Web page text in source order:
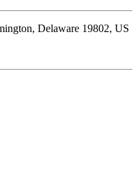
Delaware 19802, US